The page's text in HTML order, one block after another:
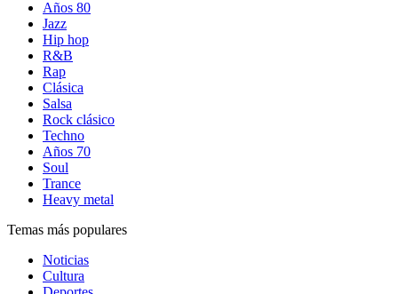
Años 80
Jazz
Hip hop
R&B
Rap
Clásica
Salsa
Rock clásico
Techno
Años 70
Soul
Trance
Heavy metal
Temas más populares
Noticias
Cultura